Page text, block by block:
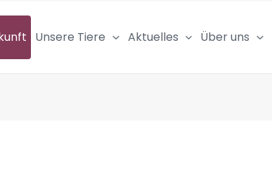
Unsere Tiere Aktuelles Über uns